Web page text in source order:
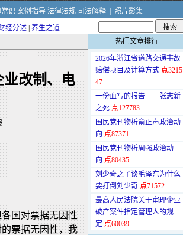
识 案例指导 法律法规 司法解释|
照片影集
经分述 养生之道
改制、电
国对票据无因性
票据无因性，我
热门文章排行
· 2026年浙江省道路交通事故
赔偿项目及计算方式 点3215
47
· 一份血写的报告——张志新
之死 点127783
· 国民党刊物析俞正声政治动
向 点87371
· 国民党刊物析周强政治动
向 点80435
· 刘少奇之子谈毛泽东为什么
要打倒刘少奇 点71572
· 最高人民法院关于审理企业
破产案件指定管理人的规
定 点60039